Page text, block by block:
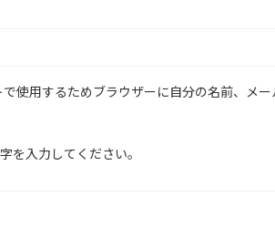
使用するためブラウザーに自分の名前、メー
を入力してください。